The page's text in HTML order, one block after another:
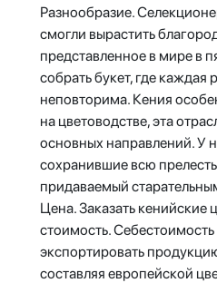
Разнообразие.
смогли вырастить
представленное в мире в
собрать букет, где каждая
неповторима. Кения
на цветоводстве, эта
основных направлений. У
сохранившие всю
придаваемый
Цена. Заказать
стоимость.
экспортировать
составляя европейской